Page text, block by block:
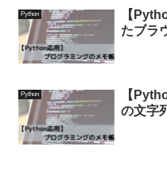
Python
【
たブラ
Python
【
の文字